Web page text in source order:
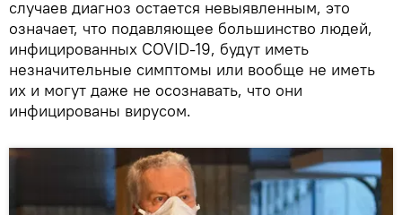
случаев диагноз остается невыявленным, это
означает, что подавляющее большинство людей,
инфицированных COVID-19, будут иметь
незначительные симптомы или вообще не иметь
их и могут даже не осознавать, что они
инфицированы вирусом.